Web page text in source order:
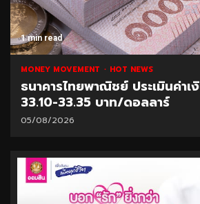
1 min read
MONEY MOVEMENT HOT NEWS
ธนาคารไทยพาณิชย์ ประเมินค่าเ
33.10-33.35 บาท/ดอลลาร์
05/08/2026